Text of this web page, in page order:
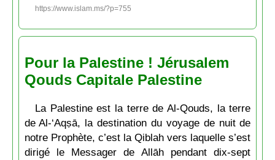
https://www.islam.ms/?p=755
Pour la Palestine ! Jérusalem
Qouds Capitale Palestine
La Palestine est la terre de Al-Qouds, la terre
de Al-‘Aqṣā, la destination du voyage de nuit de
notre Prophète, c’est la Qiblah vers laquelle s’est
dirigé le Messager de Allāh pendant dix-sept